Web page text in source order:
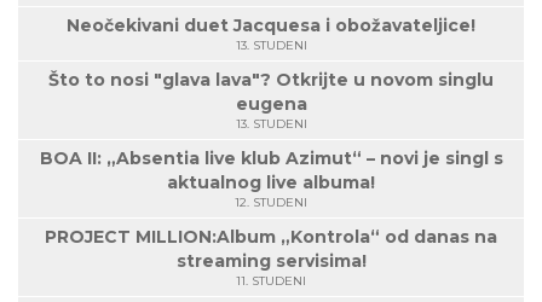
Neočekivani duet Jacquesa i obožavateljice!
13. STUDENI
Što to nosi "glava lava"? Otkrijte u novom singlu
eugena
13. STUDENI
BOA II: „Absentia live klub Azimut“ – novi je singl s
aktualnog live albuma!
12. STUDENI
PROJECT MILLION:Album „Kontrola“ od danas na
streaming servisima!
11. STUDENI